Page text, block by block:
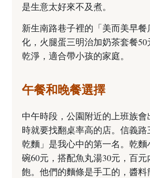
是生意太好來不及煮。
新生南路巷子裡的「美而美早
化，火腿蛋三明治加奶茶套餐
乾淨，適合帶小孩的家庭。
午餐和晚餐選擇
中午時段，公園附近的上班族
時就要找翻桌率高的店。信義
乾麵」是我心中的第一名。乾麵
碗60元，搭配魚丸湯30元，百
飽。他們的麵條是手工的，醬